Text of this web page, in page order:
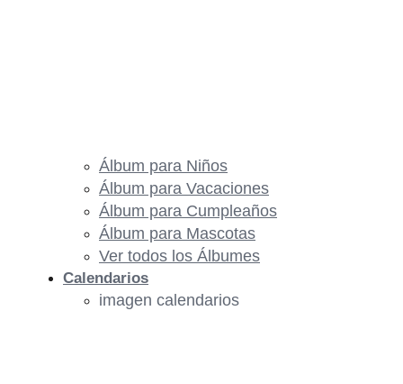
Álbum para Niños
Álbum para Vacaciones
Álbum para Cumpleaños
Álbum para Mascotas
Ver todos los Álbumes
Calendarios
imagen calendarios